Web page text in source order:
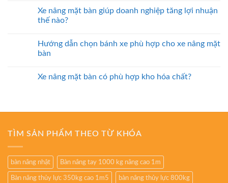
Xe nâng mặt bàn giúp doanh nghiệp tăng lợi nhuận
thế nào?
Hướng dẫn chọn bánh xe phù hợp cho xe nâng mặt
bàn
Xe nâng mặt bàn có phù hợp kho hóa chất?
TÌM SẢN PHẨM THEO TỪ KHÓA
bàn nâng nhật Bàn nâng tay 1000 kg nâng cao 1m
Bàn nâng thủy lực 350kg cao 1m5 bàn nâng thủy lực 800kg